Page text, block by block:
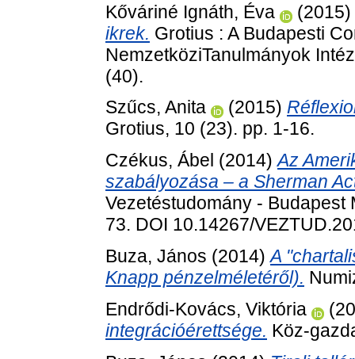
Kőváriné Ignáth, Éva
(2015)
ikrek. Grotius : A Budapesti
NemzetköziTanulmányok
(40).
Szűcs, Anita
(2015)
Grotius, 10 (23). pp. 1-16.
Czékus, Ábel (2014)Az
szabályozása – a Sherman
Vezetéstudomány - Budapest
73. DOI 10.14267/
Buza, János (2014)A
Knapp pénzelméletéről).
Endrődi-Kovács, Viktória
integrációérettsége. Köz-